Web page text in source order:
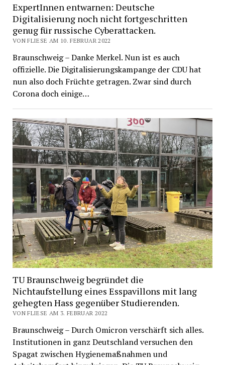
ExpertInnen entwarnen: Deutsche
Digitalisierung noch nicht fortgeschritten
genug für russische Cyberattacken.
VON FLIESE AM 10. FEBRUAR 2022
Braunschweig – Danke Merkel. Nun ist es auch
offizielle. Die Digitalisierungskampange der CDU hat
nun also doch Früchte getragen. Zwar sind durch
Corona doch einige…
TU Braunschweig begründet die
Nichtaufstellung eines Esspavillons mit lang
gehegten Hass gegenüber Studierenden.
VON FLIESE AM 3. FEBRUAR 2022
Braunschweig – Durch Omicron verschärft sich alles.
Institutionen in ganz Deutschland versuchen den
Spagat zwischen Hygienemaßnahmen und